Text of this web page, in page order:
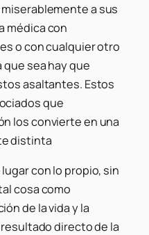
a sus
médica con
o con cualquier otro
sea hay que
asaltantes. Estos
que
los convierte en una
distinta
con lo propio, sin
cosa como
de la vida y la
directo de la